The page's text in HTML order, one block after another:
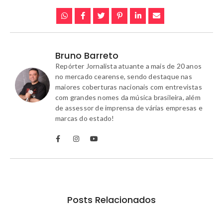
Bruno Barreto
Repórter Jornalista atuante a mais de 20 anos
no mercado cearense, sendo destaque nas
maiores coberturas nacionais com entrevistas
com grandes nomes da música brasileira, além
de assessor de imprensa de várias empresas e
marcas do estado!
Posts Relacionados